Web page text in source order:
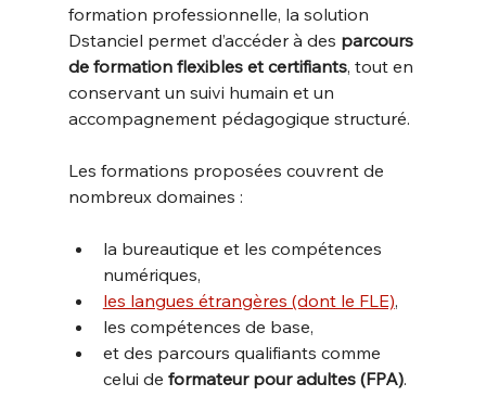
formation professionnelle, la solution
Dstanciel permet d’accéder à des parcours
de formation flexibles et certifiants, tout en
conservant un suivi humain et un
accompagnement pédagogique structuré.
Les formations proposées couvrent de
nombreux domaines :
la bureautique et les compétences
numériques,
les langues étrangères (dont le FLE),
les compétences de base,
et des parcours qualifiants comme
celui de formateur pour adultes (FPA).